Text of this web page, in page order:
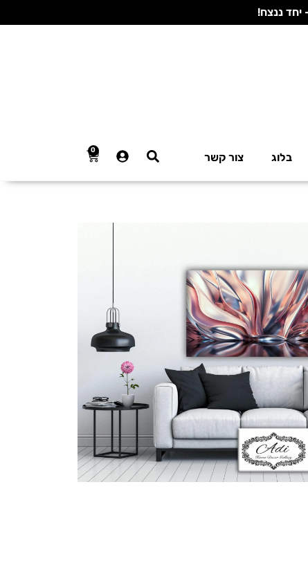
בלוג צור קשר
0